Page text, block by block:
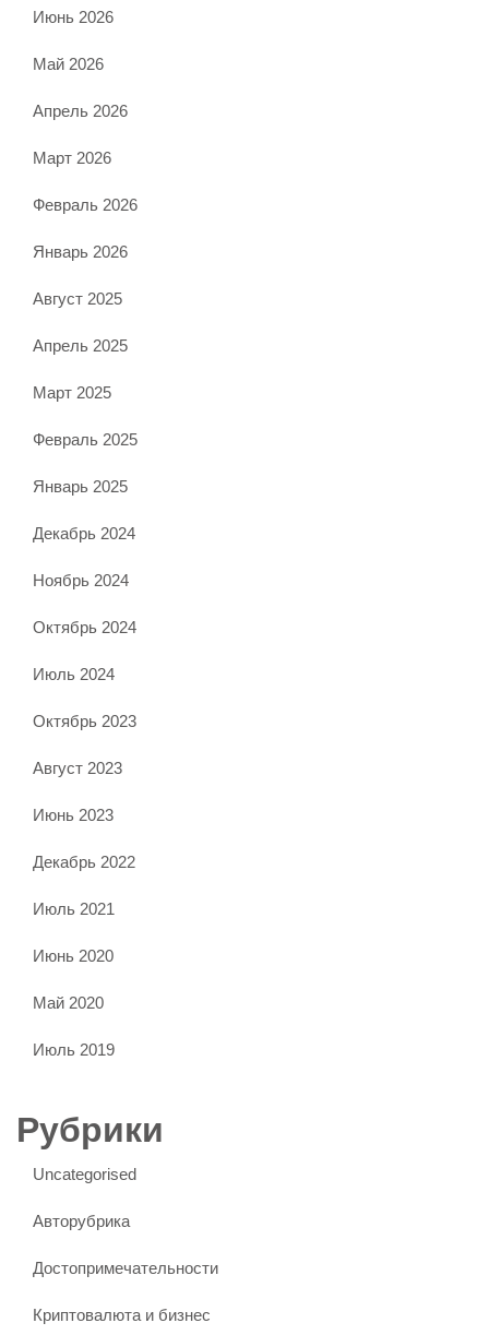
Июнь 2026
Май 2026
Апрель 2026
Март 2026
Февраль 2026
Январь 2026
Август 2025
Апрель 2025
Март 2025
Февраль 2025
Январь 2025
Декабрь 2024
Ноябрь 2024
Октябрь 2024
Июль 2024
Октябрь 2023
Август 2023
Июнь 2023
Декабрь 2022
Июль 2021
Июнь 2020
Май 2020
Июль 2019
Рубрики
Uncategorised
Авторубрика
Достопримечательности
Криптовалюта и бизнес